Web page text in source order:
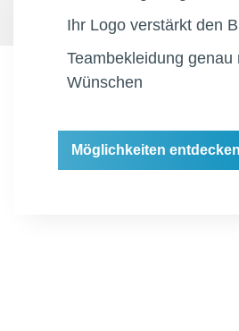
Ihr Logo verstärkt den
Teambekleidung genau
Wünschen
Möglichkeiten entdecken